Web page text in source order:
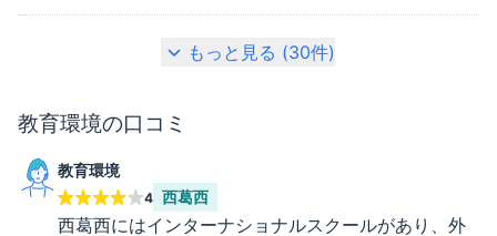
もっと見る (30件)
教育環境の口コミ
教育環境
4 西葛西
西葛西にはインターナショナルスクールがあり、外